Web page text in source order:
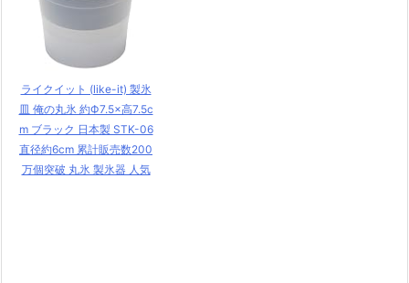
ライクイット (like-it) 製氷
皿 俺の丸氷 約Ф7.5×高7.5c
m ブラック 日本製 STK-06
直径約6cm 累計販売数200
万個突破 丸氷 製氷器 人気